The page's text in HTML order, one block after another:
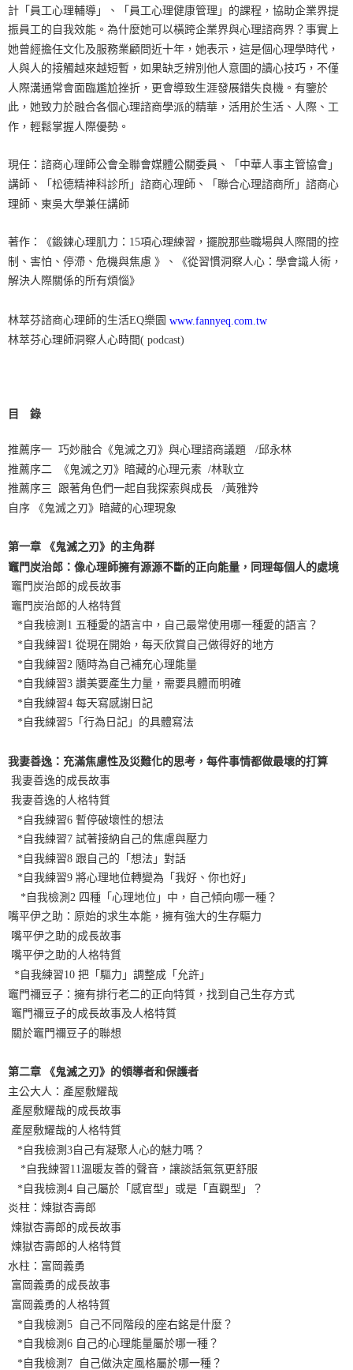
計「員工心理輔導」、「員工心理健康管理」的課程，協助企業界提
振員工的自我效能。為什麼她可以橫跨企業界與心理諮商界？事實上
她曾經擔任文化及服務業顧問近十年，她表示，這是個心理學時代，
人與人的接觸越來越短暫，如果缺乏辨別他人意圖的讀心技巧，不僅
人際溝通常會面臨尷尬挫折，更會導致生涯發展錯失良機。有鑒於
此，她致力於融合各個心理諮商學派的精華，活用於生活、人際、工
作，輕鬆掌握人際優勢。
現任：諮商心理師公會全聯會媒體公關委員、「中華人事主管協會」
講師、「松德精神科診所」諮商心理師、「聯合心理諮商所」諮商心
理師、東吳大學兼任講師
著作：《鍛鍊心理肌力：15項心理練習，擺脫那些職場與人際間的控
制、害怕、停滯、危機與焦慮 》、《從習慣洞察人心：學會識人術，
解決人際關係的所有煩惱》
林萃芬諮商心理師的生活EQ樂園 www.fannyeq.com.tw
林萃芬心理師洞察人心時間( podcast)
目 錄
推薦序一 巧妙融合《鬼滅之刃》與心理諮商議題 /邱永林
推薦序二 《鬼滅之刃》暗藏的心理元素 /林耿立
推薦序三 跟著角色們一起自我探索與成長 /黃雅羚
自序 《鬼滅之刃》暗藏的心理現象
第一章 《鬼滅之刃》的主角群
竈門炭治郎：像心理師擁有源源不斷的正向能量，同理每個人的處境
竈門炭治郎的成長故事
竈門炭治郎的人格特質
*自我檢測1 五種愛的語言中，自己最常使用哪一種愛的語言？
*自我練習1 從現在開始，每天欣賞自己做得好的地方
*自我練習2 隨時為自己補充心理能量
*自我練習3 讚美要產生力量，需要具體而明確
*自我練習4 每天寫感謝日記
*自我練習5「行為日記」的具體寫法
我妻善逸：充滿焦慮性及災難化的思考，每件事情都做最壞的打算
我妻善逸的成長故事
我妻善逸的人格特質
*自我練習6 暫停破壞性的想法
*自我練習7 試著接納自己的焦慮與壓力
*自我練習8 跟自己的「想法」對話
*自我練習9 將心理地位轉變為「我好、你也好」
*自我檢測2 四種「心理地位」中，自己傾向哪一種？
嘴平伊之助：原始的求生本能，擁有強大的生存驅力
嘴平伊之助的成長故事
嘴平伊之助的人格特質
*自我練習10 把「驅力」調整成「允許」
竈門禰豆子：擁有排行老二的正向特質，找到自己生存方式
竈門禰豆子的成長故事及人格特質
關於竈門禰豆子的聯想
第二章 《鬼滅之刃》的領導者和保護者
主公大人：產屋敷耀哉
產屋敷耀哉的成長故事
產屋敷耀哉的人格特質
*自我檢測3自己有凝聚人心的魅力嗎？
*自我練習11溫暖友善的聲音，讓談話氣氛更舒服
*自我檢測4 自己屬於「感官型」或是「直觀型」？
炎柱：煉獄杏壽郎
煉獄杏壽郎的成長故事
煉獄杏壽郎的人格特質
水柱：富岡義勇
富岡義勇的成長故事
富岡義勇的人格特質
*自我檢測5 自己不同階段的座右銘是什麼？
*自我檢測6 自己的心理能量屬於哪一種？
*自我檢測7 自己做決定風格屬於哪一種？